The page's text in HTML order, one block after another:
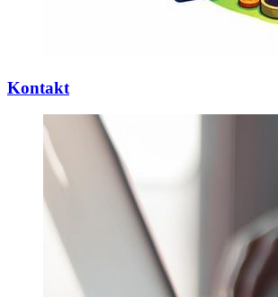
Kontakt